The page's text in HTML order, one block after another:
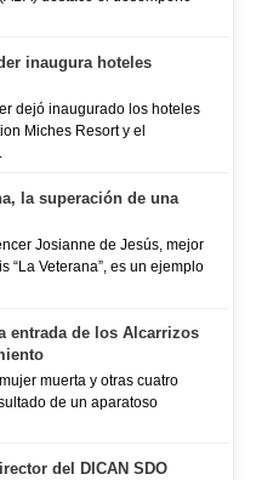
inaugura hoteles
dejó inaugurado los hoteles
Miches Resort y el
la superación de una
Josianne de Jesús, mejor
“La Veterana”, es un ejemplo
entrada de los Alcarrizos
muerta y otras cuatro
de un aparatoso
del DICAN SDO